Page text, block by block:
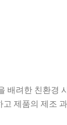
려한 친환경
제품의 제조